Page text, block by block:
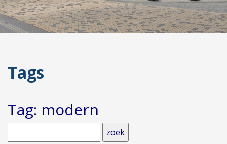
Tags
Tag: modern